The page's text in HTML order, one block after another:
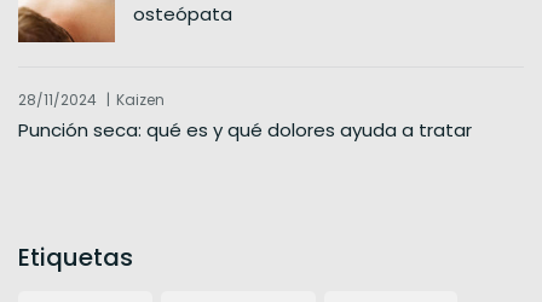
osteópata
28/11/2024 Kaizen
Punción seca: qué es y qué dolores ayuda a tratar
Etiquetas